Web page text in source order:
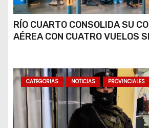
RÍO CUARTO CONSOLIDA SU
AÉREA CON CUATRO VUELOS
CATEGORIAS NOTICIAS PROVINCIALES